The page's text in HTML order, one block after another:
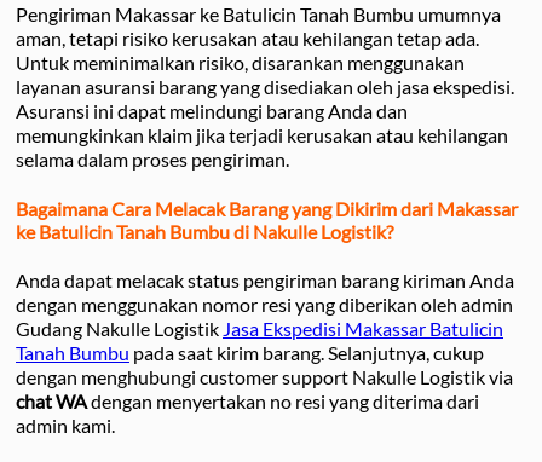
Pengiriman Makassar ke Batulicin Tanah Bumbu umumnya
aman, tetapi risiko kerusakan atau kehilangan tetap ada.
Untuk meminimalkan risiko, disarankan menggunakan
layanan asuransi barang yang disediakan oleh jasa ekspedisi.
Asuransi ini dapat melindungi barang Anda dan
memungkinkan klaim jika terjadi kerusakan atau kehilangan
selama dalam proses pengiriman.
Bagaimana Cara Melacak Barang yang Dikirim dari Makassar
ke Batulicin Tanah Bumbu di Nakulle Logistik?
Anda dapat melacak status pengiriman barang kiriman Anda
dengan menggunakan nomor resi yang diberikan oleh admin
Gudang Nakulle Logistik Jasa Ekspedisi Makassar Batulicin
Tanah Bumbu pada saat kirim barang. Selanjutnya, cukup
dengan menghubungi customer support Nakulle Logistik via
chat WAdengan menyertakan no resi yang diterima dari
admin kami.